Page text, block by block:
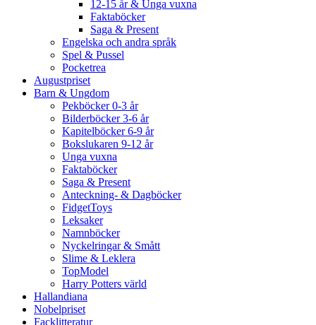
12-15 år & Unga vuxna
Faktaböcker
Saga & Present
Engelska och andra språk
Spel & Pussel
Pocketrea
Augustpriset
Barn & Ungdom
Pekböcker 0-3 år
Bilderböcker 3-6 år
Kapitelböcker 6-9 år
Bokslukaren 9-12 år
Unga vuxna
Faktaböcker
Saga & Present
Anteckning- & Dagböcker
FidgetToys
Leksaker
Namnböcker
Nyckelringar & Smått
Slime & Leklera
TopModel
Harry Potters värld
Hallandiana
Nobelpriset
Facklitteratur